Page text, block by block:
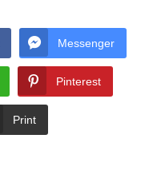
Messenger
Pinterest
Print